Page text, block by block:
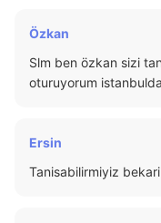
Özkan
Slm ben özkan sizi
oturuyorum
Ersin
Tanisabilirmiyiz